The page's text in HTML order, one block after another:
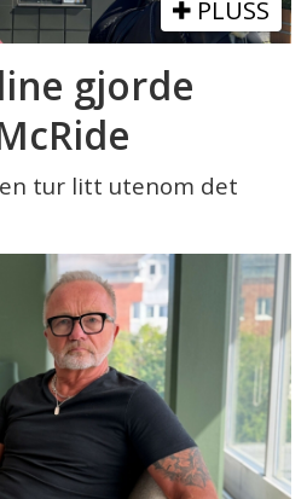
PLUSS
gjorde
tur litt utenom det